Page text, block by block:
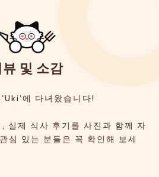
뷰 및 소감
'Uki'에 다녀왔습니다!
실제 식사 후기를 사진과 함께 자
심 있는 분들은 꼭 확인해 보세